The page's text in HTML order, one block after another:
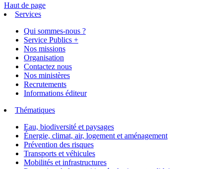
Haut de page
Services
Qui sommes-nous ?
Service Publics +
Nos missions
Organisation
Contactez nous
Nos ministères
Recrutements
Informations éditeur
Thématiques
Eau, biodiversité et paysages
Énergie, climat, air, logement et aménagement
Prévention des risques
Transports et véhicules
Mobilités et infrastructures